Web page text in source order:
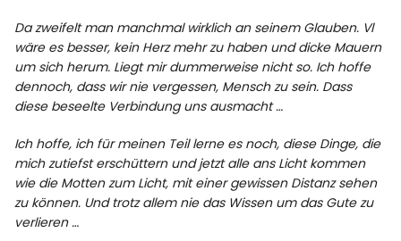
Da zweifelt man manchmal wirklich an seinem Glauben. Vl
wäre es besser, kein Herz mehr zu haben und dicke Mauern
um sich herum. Liegt mir dummerweise nicht so. Ich hoffe
dennoch, dass wir nie vergessen, Mensch zu sein. Dass
diese beseelte Verbindung uns ausmacht …
Ich hoffe, ich für meinen Teil lerne es noch, diese Dinge, die
mich zutiefst erschüttern und jetzt alle ans Licht kommen
wie die Motten zum Licht, mit einer gewissen Distanz sehen
zu können. Und trotz allem nie das Wissen um das Gute zu
verlieren …